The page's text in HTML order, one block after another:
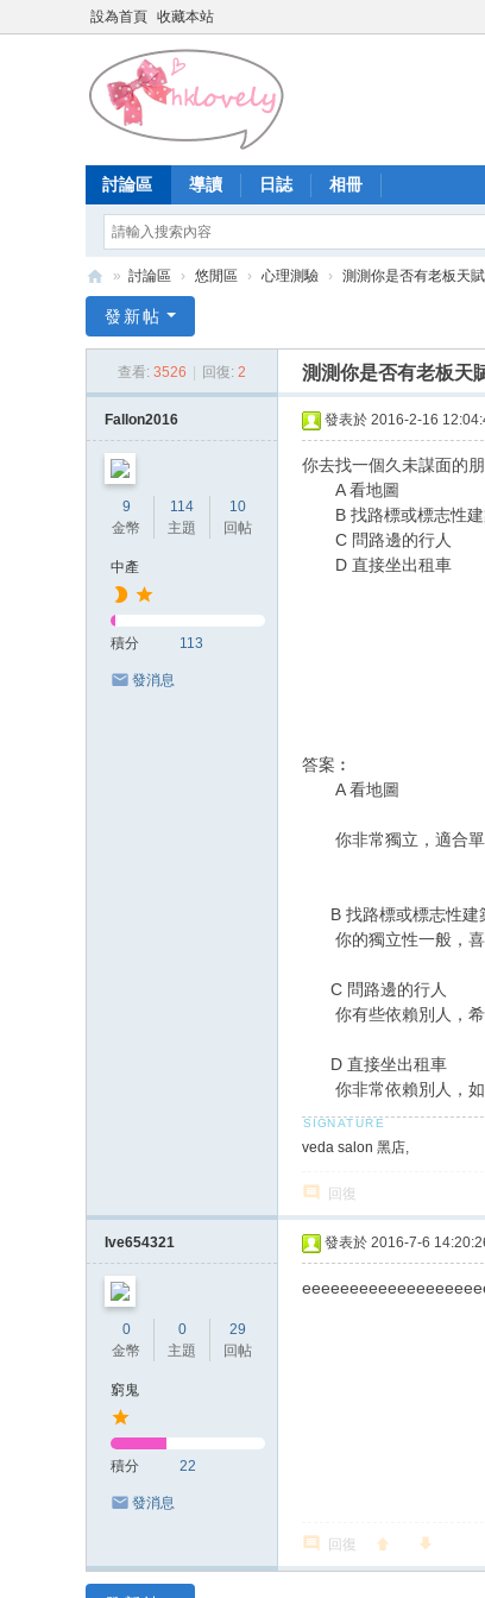
設為首頁 收藏本站
討論區 導讀 日誌 相冊
港
» 討論區 › 悠閒區 › 心理測驗 › 測測你是否有老板天賦
發新帖
查看: 3526 回復: 2 測測你是否有老板天
Fallon2016
9
金幣
114
主題
10
回帖
中產
積分 113
發消息
發表於 2016-2-16
你去找一個久未謀面的
A 看地圖
B 找路標或標志性建
C 問路邊的行人
D 直接坐出租車
答案︰
A 看地圖
你非常獨立，適合單
B 找路標或標志性建
你的獨立性一般，喜
C 問路邊的行人
你有些依賴別人，希
D 直接坐出租車
你非常依賴別人，如
veda salon 黑店,
回復
Ive654321
0
金幣
0
主題
29
回帖
窮鬼
積分 22
發消息
發表於 2016-7-6
回復